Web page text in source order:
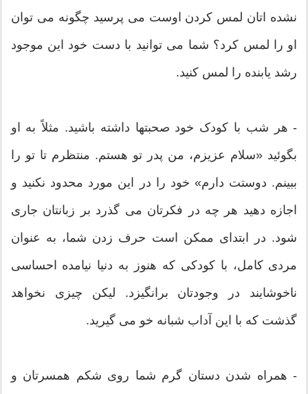
نشده اتان لمس کردن اوست می پرسید چگونه می توان
او را لمس کرد؟ شما می توانید با دست خود این موجود
رشد یابنده را لمس کنید.
- هر شب با کودک خود صحبتها داشته باشید. مثلاً به او
بگوئید «سلام عزیزم، من پدر تو هستم. منتظرم تا تو را
ببینم. دوستت دارم» خود را در این مورد محدود نکنید و
اجازه دهید هر چه در فکرتان می گذرد بر زبانتان جاری
شود. در ابتدای ممکن است حرف زدن شما، به عنوان
مردی کامل، با کودکی که هنوز به دنیا نیامده احساسی
ناخوشایند در وجودتان برانگیزد. لیکن چیزی نخواهد
گذشت که با این آداب شبانه خو می گیرید.
- همراه شدن دستان گرم شما روی شکم همسرتان و